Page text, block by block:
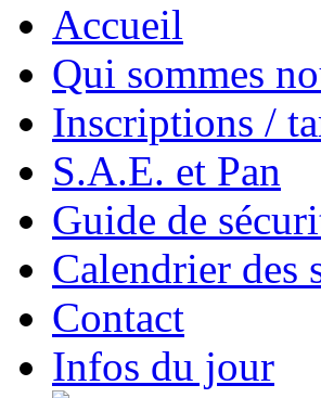
Accueil
Qui sommes
Inscriptions /
S.A.E. et Pan
Guide de
Calendrier des
Contact
Infos du jour